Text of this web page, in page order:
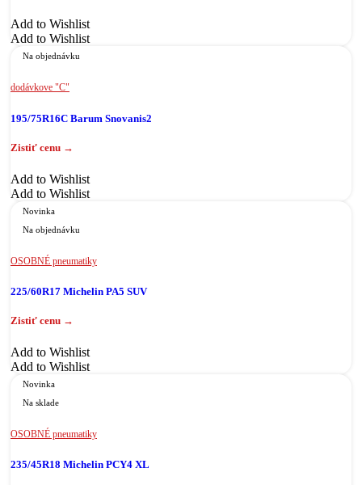
Add to Wishlist
Add to Wishlist
Na objednávku
dodávkove "C"
195/75R16C Barum Snovanis2
Add to Wishlist
Add to Wishlist
Novinka
Na objednávku
OSOBNÉ pneumatiky
225/60R17 Michelin PA5 SUV
Add to Wishlist
Add to Wishlist
Novinka
Na sklade
OSOBNÉ pneumatiky
235/45R18 Michelin PCY4 XL